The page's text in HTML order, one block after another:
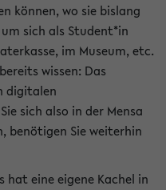
können, wo sie bislang
sich als Student*in
im Museum, etc.
wissen: Das
digitalen
sich also in der Mensa
benötigen Sie weiterhin
hat eine eigene Kachel in